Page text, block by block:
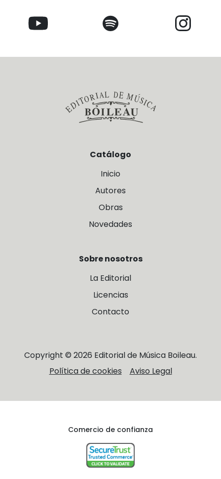
Catálogo
Inicio
Autores
Obras
Novedades
Sobre nosotros
La Editorial
Licencias
Contacto
Copyright © 2026 Editorial de Música Boileau.
Política de cookies
Aviso Legal
Comercio de confianza